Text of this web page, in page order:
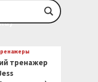
тренажер